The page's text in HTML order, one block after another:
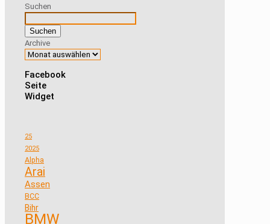
Suchen
Suchen
Archive
Facebook
Seite
Widget
25
2025
Alpha
Arai
Assen
BCC
Bihr
BMW